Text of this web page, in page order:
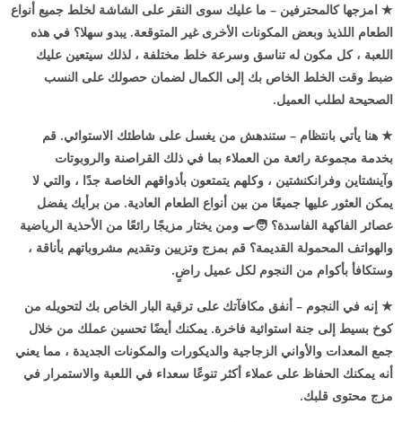
★ امزجها كالمحترفين – ما عليك سوى النقر على الشاشة لخلط جميع أنواع
الطعام اللذيذ وبعض المكونات الأخرى غير المتوقعة. يبدو سهلا؟ في هذه
اللعبة ، كل مكون له تناسق وسرعة خلط مختلفة ، لذلك سيتعين عليك
ضبط وقت الخلط الخاص بك إلى الكمال لضمان حصولك على النسب
الصحيحة لطلب العميل.
★ هنا يأتي بانتظام – ستندهش من يغسل على شاطئك الاستوائي. قم
بخدمة مجموعة رائعة من العملاء بما في ذلك القراصنة والروبوتات
وآينشتاين وفرانكنشتين ، وكلهم يتمتعون بأذواقهم الخاصة جدًا ، والتي لا
يمكن العثور عليها جميعًا من بين أنواع الطعام العادية. من برأيك يفضل
عصائر الفاكهة الفاسدة؟ 🧑‍🍳 ومن يختار مزيجًا رائعًا من الأحذية الرياضية
والهواتف المحمولة القديمة؟ قم بمزج وتزيين وتقديم مشروباتهم بأناقة ،
وستكافأ بأكوام من النجوم لكل عميل راضٍ.
★ إنه في النجوم – أنفق مكافآتك على ترقية البار الخاص بك لتحويله من
كوخ بسيط إلى جنة استوائية فاخرة. يمكنك أيضًا تحسين عملك من خلال
جمع المعدات والأواني الزجاجية والديكورات والمكونات الجديدة ، مما يعني
أنه يمكنك الحفاظ على عملاء أكثر تنوعًا سعداء في اللعبة والاستمرار في
مزج محتوى قلبك.